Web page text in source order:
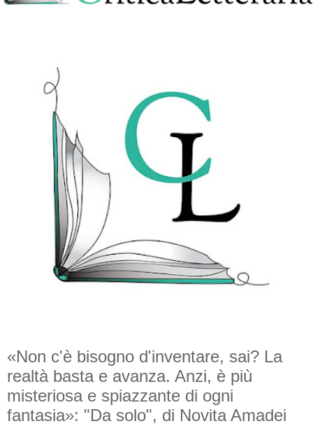
«Non c'è bisogno d'inventare, sai? La
realtà basta e avanza. Anzi, è più
misteriosa e spiazzante di ogni
fantasia»: "Da solo", di Novita Amadei